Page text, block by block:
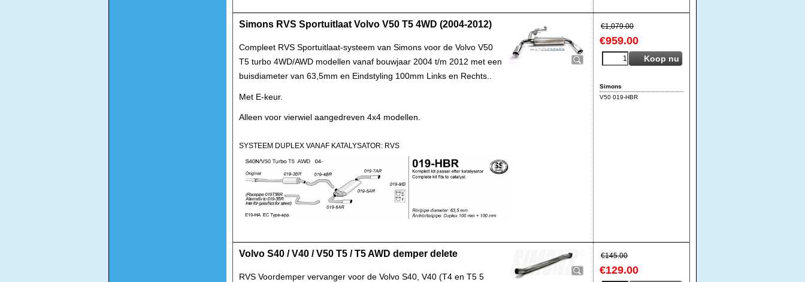
€1,079.00
€959.00
Koop nu
Simons
V50 019-HBR
Simons RVS Sportuitlaat Volvo V50 T5 4WD (2004-2012)
Compleet RVS Sportuitlaat-systeem van Simons voor de Volvo V50
T5 turbo 4WD/AWD modellen vanaf bouwjaar 2004 t/m 2012 met een
buisdiameter van 63,5mm en Eindstyling 100mm Links en Rechts..
Met E-keur.
Alleen voor vierwiel aangedreven 4x4 modellen.
SYSTEEM DUPLEX VANAF KATALYSATOR: RVS
€145.00
€129.00
Volvo S40 / V40 / V50 T5 / T5 AWD demper delete
RVS Voordemper vervanger voor de Volvo S40, V40 (T4 en T5 5